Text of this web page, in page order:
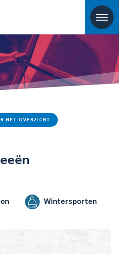
HET OVERZICHT
Wintersporten